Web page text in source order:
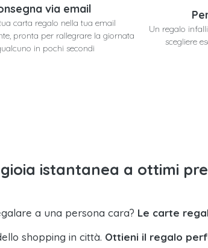
via email
carta regalo nella tua email
pronta per rallegrare la giornata
in pochi secondi
Un regalo
scegliere
istantanea a ottimi
a una persona cara? Le carte
shopping in città. Ottieni il regalo